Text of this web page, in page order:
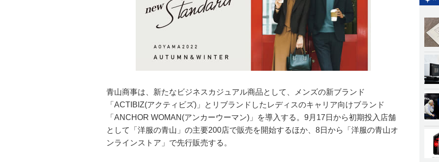
青山商事は、新たなビジネスカジュアル商品として、メンズの新ブランド
「ACTIBIZ(アクティビズ)」とリブランドしたレディスのキャリア向けブランド
「ANCHOR WOMAN(アンカーウーマン)」を導入する。9月17日から初期投入店舗
として「洋服の青山」の主要200店で販売を開始するほか、8日から「洋服の青山オ
ンラインストア」で先行販売する。